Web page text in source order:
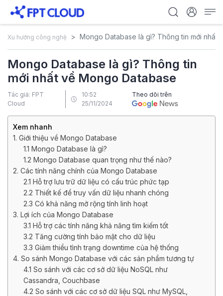
Xu hướng công nghệ Mongo Database là gì? Thông tin mới nhất
Mongo Database là gì? Thông tin
mới nhất về Mongo Database
Tác giả: FPT
Cloud
10:52
25/11/2024
Theo dõi trên
Xem nhanh
1. Giới thiệu về Mongo Database
1.1 Mongo Database là gì?
1.2 Mongo Database quan trọng như thế nào?
2. Các tính năng chính của Mongo Database
2.1 Hỗ trợ lưu trữ dữ liệu có cấu trúc phức tạp
2.2 Thiết kế để truy vấn dữ liệu nhanh chóng
2.3 Có khả năng mở rộng tính linh hoạt
3. Lợi ích của Mongo Database
3.1 Hỗ trợ các tính năng khả năng tìm kiếm tốt
3.2 Tăng cường tính bảo mật cho dữ liệu
3.3 Giảm thiểu tình trạng downtime của hệ thống
4. So sánh Mongo Database với các sản phẩm tương tự
4.1 So sánh với các cơ sở dữ liệu NoSQL như
Cassandra, Couchbase
4.2 So sánh với các cơ sở dữ liệu SQL như MySQL,